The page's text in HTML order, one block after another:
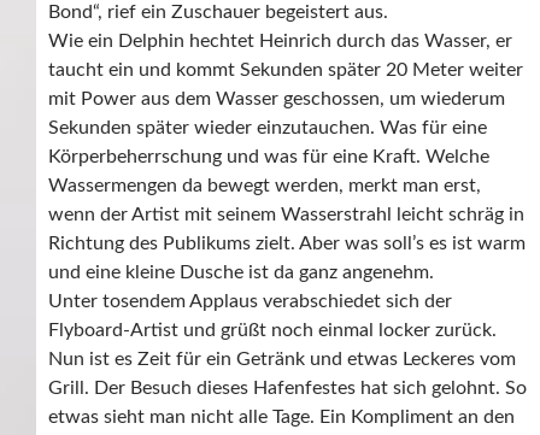
Bond“, rief ein Zuschauer begeistert aus.
Wie ein Delphin hechtet Heinrich durch das Wasser, er
taucht ein und kommt Sekunden später 20 Meter weiter
mit Power aus dem Wasser geschossen, um wiederum
Sekunden später wieder einzutauchen. Was für eine
Körperbeherrschung und was für eine Kraft. Welche
Wassermengen da bewegt werden, merkt man erst,
wenn der Artist mit seinem Wasserstrahl leicht schräg in
Richtung des Publikums zielt. Aber was soll’s es ist warm
und eine kleine Dusche ist da ganz angenehm.
Unter tosendem Applaus verabschiedet sich der
Flyboard-Artist und grüßt noch einmal locker zurück.
Nun ist es Zeit für ein Getränk und etwas Leckeres vom
Grill. Der Besuch dieses Hafenfestes hat sich gelohnt. So
etwas sieht man nicht alle Tage. Ein Kompliment an den